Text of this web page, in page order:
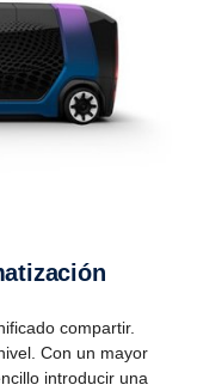
compartir.
Con un mayor
introducir una